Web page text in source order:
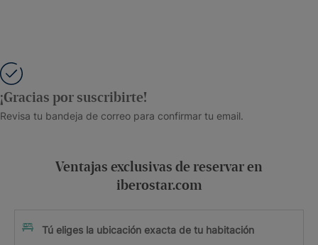
¡Gracias por suscribirte!
Revisa tu bandeja de correo para confirmar tu email.
Ventajas exclusivas de reservar en
iberostar.com
Tú eliges la ubicación exacta de tu habitación